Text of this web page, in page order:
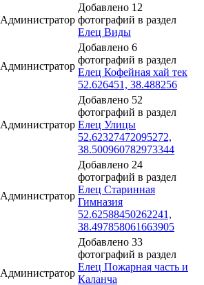
Администратор
Добавлено 12
фотографий в раздел
Елец Виды
Администратор
Добавлено 6
фотографий в раздел
Елец Кофейная хай тек
52.626451, 38.488256
Администратор
Добавлено 52
фотографий в раздел
Елец Улицы
52.62327472095272,
38.500960782973344
Администратор
Добавлено 24
фотографий в раздел
Елец Старинная
Гимназия
52.62588450262241,
38.497858061663905
Администратор
Добавлено 33
фотографий в раздел
Елец Пожарная часть и
Каланча